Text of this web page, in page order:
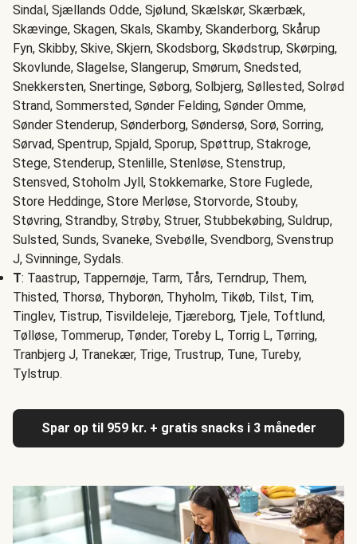
Sindal, Sjællands Odde, Sjølund, Skælskør, Skærbæk,
Skævinge, Skagen, Skals, Skamby, Skanderborg, Skårup
Fyn, Skibby, Skive, Skjern, Skodsborg, Skødstrup, Skørping,
Skovlunde, Slagelse, Slangerup, Smørum, Snedsted,
Snekkersten, Snertinge, Søborg, Solbjerg, Søllested, Solrød
Strand, Sommersted, Sønder Felding, Sønder Omme,
Sønder Stenderup, Sønderborg, Søndersø, Sorø, Sorring,
Sørvad, Spentrup, Spjald, Sporup, Spøttrup, Stakroge,
Stege, Stenderup, Stenlille, Stenløse, Stenstrup,
Stensved, Stoholm Jyll, Stokkemarke, Store Fuglede,
Store Heddinge, Store Merløse, Storvorde, Stouby,
Støvring, Strandby, Strøby, Struer, Stubbekøbing, Suldrup,
Sulsted, Sunds, Svaneke, Svebølle, Svendborg, Svenstrup
J, Svinninge, Sydals.
T: Taastrup, Tappernøje, Tarm, Tårs, Terndrup, Them,
Thisted, Thorsø, Thyborøn, Thyholm, Tikøb, Tilst, Tim,
Tinglev, Tistrup, Tisvildeleje, Tjæreborg, Tjele, Toftlund,
Tølløse, Tommerup, Tønder, Toreby L, Torrig L, Tørring,
Tranbjerg J, Tranekær, Trige, Trustrup, Tune, Tureby,
Tylstrup.
Spar op til 959 kr. + gratis snacks i 3 måneder